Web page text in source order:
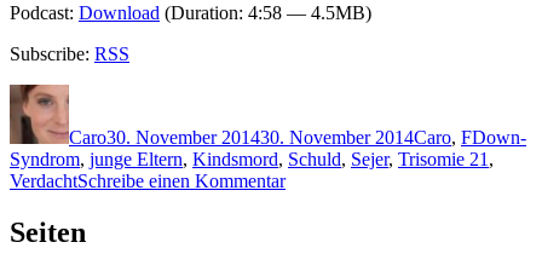
Podcast: Download (Duration: 4:58 — 4.5MB)
Subscribe: RSS
Autor
Caro30. November 201430. November 2014Caro, FDown-
Syndrom, junge Eltern, Kindsmord, Schuld, Sejer, Trisomie 21 ,
VerdachtSchreibe einen Kommentarzu
Seiten